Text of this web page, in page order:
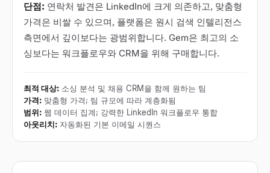
단점: 연락처 발견은 LinkedIn에 크게 의존하고, 맞춤형
가격은 비쌀 수 있으며, 플랫폼은 원시 검색 인텔리전스
측면에서 깊이보다는 광범위합니다. Gem은 최고의 소
싱보다는 워크플로우와 CRM을 위해 구매합니다.
최적 대상: 소싱 분석 및 채용 CRM을 함께 원하는 팀
가격: 맞춤형 가격; 팀 규모에 따라 계층화됨
범위: 웹 데이터 집계; 강력한 LinkedIn 워크플로우 통합
아웃리치: 자동화된 기본 이메일 시퀀스